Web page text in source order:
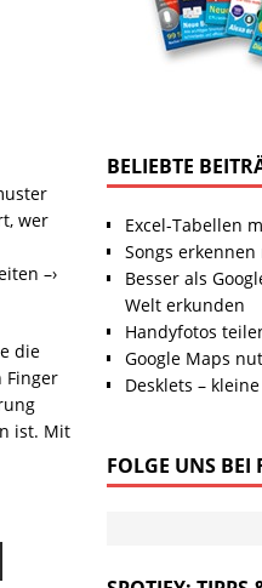
wer
–›
die
Finger
ist. Mit
BELIEBTE
Excel-Tabellen
Songs
Besser als
Welt erkunden
Handyfotos
Google Maps
Desklets –
FOLGE UNS BEI